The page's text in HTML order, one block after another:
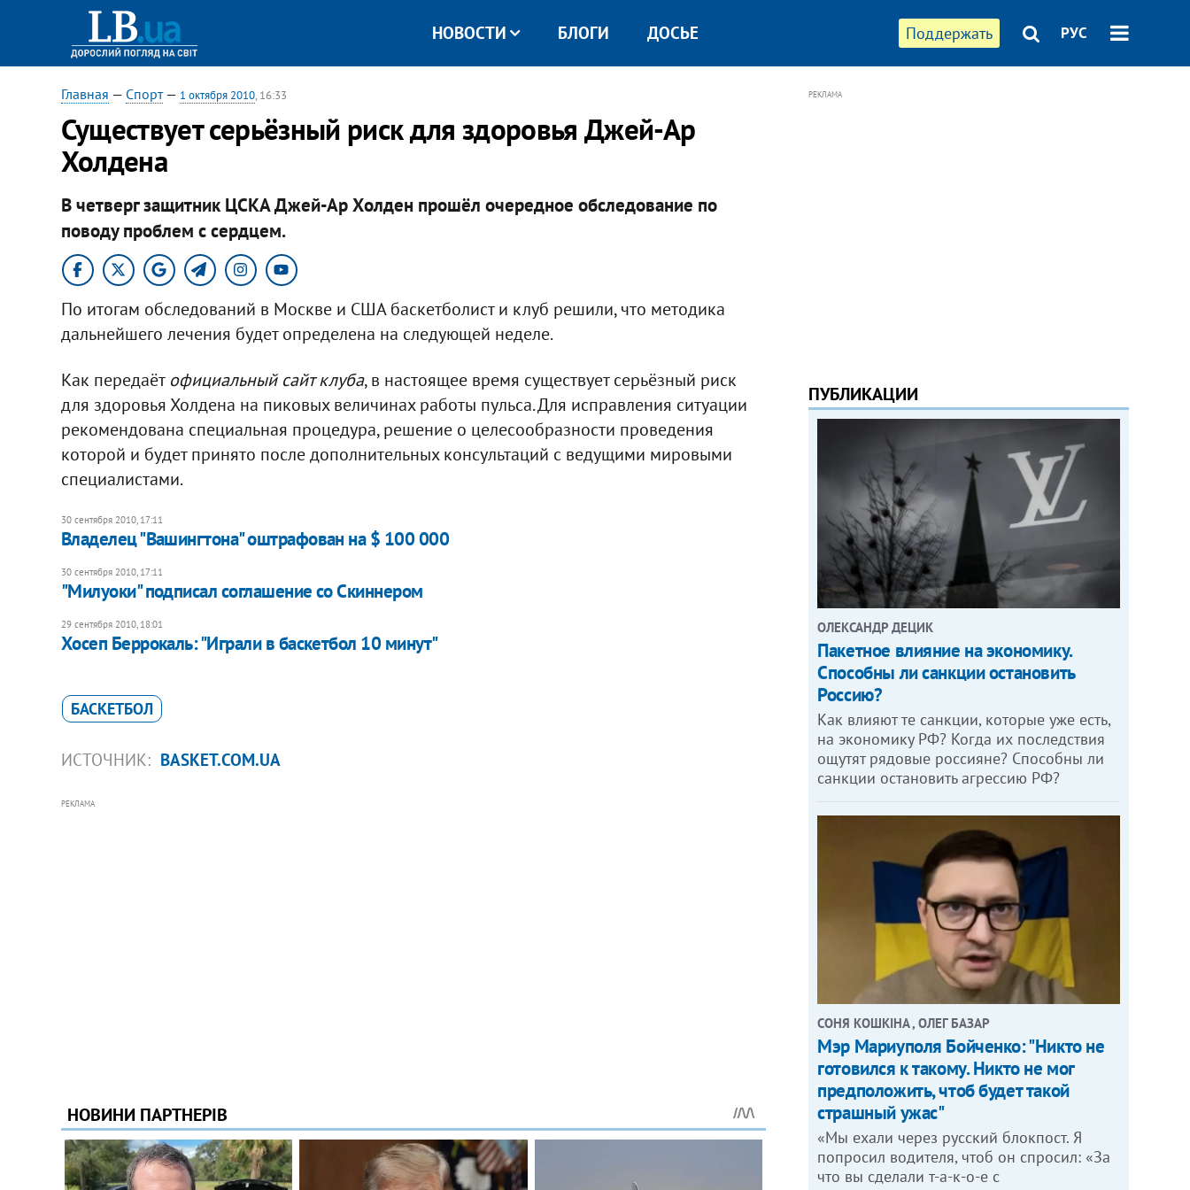
Поддержать РУС
НОВОСТИ БЛОГИ ДОСЬЕ
Главная — Спорт— 1 октября 2010, 16:33
Существует серьёзный риск для здоровья Джей-Ар
Холдена
В четверг защитник ЦСКА Джей-Ар Холден прошёл очередное обследование по
поводу проблем с сердцем.
По итогам обследований в Москве и США баскетболист и клуб решили, что методика
дальнейшего лечения будет определена на следующей неделе. ​
Как передаёт официальный сайт клуба, в настоящее время существует серьёзный риск
для здоровья Холдена на пиковых величинах работы пульса. Для исправления ситуации
рекомендована специальная процедура, решение о целесообразности проведения
которой и будет принято после дополнительных консультаций с ведущими мировыми
специалистами.
30 сентября 2010, 17:11
Владелец "Вашингтона" оштрафован на $ 100 000
30 сентября 2010, 17:11
"Милуоки" подписал соглашение со Скиннером
29 сентября 2010, 18:01
Хосеп Беррокаль: "Играли в баскетбол 10 минут"
БАСКЕТБОЛ
ИСТОЧНИК: BASKET.COM.UA
РЕКЛАМА
РЕКЛАМА
ПУБЛИКАЦИИ
ОЛЕКСАНДР ДЕЦИК
Пакетное влияние на экономику.
Способны ли санкции остановить
Россию?
Как влияют те санкции, которые уже есть,
на экономику РФ? Когда их последствия
ощутят рядовые россияне? Способны ли
санкции остановить агрессию РФ?
СОНЯ КОШКІНА , ОЛЕГ БАЗАР
Мэр Мариуполя Бойченко: "Никто не
готовился к такому. Никто не мог
предположить, чтоб будет такой
страшный ужас"
«Мы ехали через русский блокпост. Я
попросил водителя, чтоб он спросил: «За
что вы сделали т-а-к-о-е с